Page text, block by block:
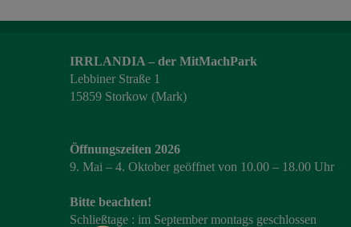
IRRLANDIA – der MitMachPark
Lebbiner Straße 1
15859 Storkow (Mark)
Öffnungszeiten 2026
9. Mai – 4. Oktober geöffnet von 10.00 – 18.00 Uhr
Bitte beachten!
Schließtage : im September montags geschlossen